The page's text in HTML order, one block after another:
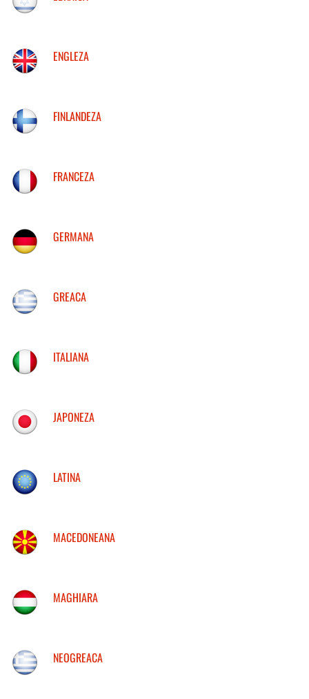
ENGLEZA
FINLANDEZA
FRANCEZA
GERMANA
GREACA
ITALIANA
JAPONEZA
LATINA
MACEDONEANA
MAGHIARA
NEOGREACA